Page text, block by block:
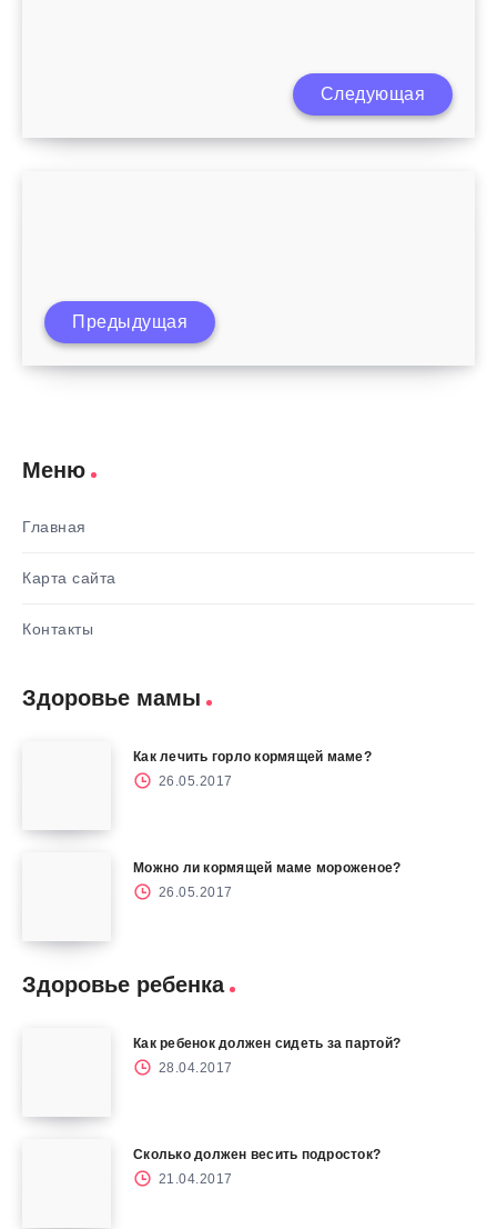
Следующая
Детский энурез народное лечение
Предыдущая
Меню
Главная
Карта сайта
Контакты
Здоровье мамы
Как лечить горло кормящей маме?
26.05.2017
Можно ли кормящей маме мороженое?
26.05.2017
Здоровье ребенка
Как ребенок должен сидеть за партой?
28.04.2017
Сколько должен весить подросток?
21.04.2017